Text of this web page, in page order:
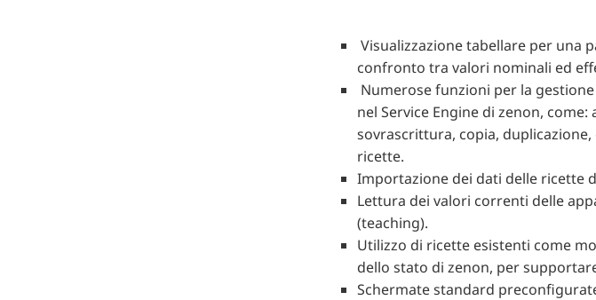
Visualizzazione tabellare per una
confronto tra valori nominali ed
Numerose funzioni per la
nel Service Engine di zenon,
sovrascrittura, copia,
ricette.
Importazione dei dati delle ricette
Lettura dei valori correnti delle
(teaching).
Utilizzo di ricette esistenti come
dello stato di zenon, per
Schermate standard